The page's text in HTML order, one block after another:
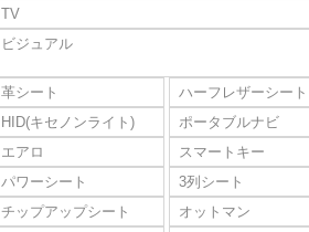
TV
ビジュアル
革シート
ハーフレザーシート
HID(キセノンライト)
ポータブルナビ
エアロ
スマートキー
パワーシート
3列シート
チップアップシート
オットマン